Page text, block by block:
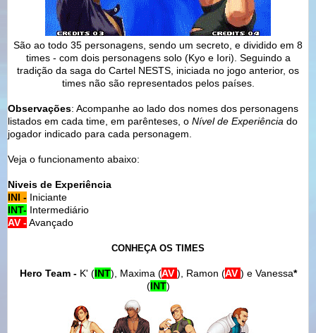
São ao todo 35 personagens, sendo um secreto, e dividido em 8
times - com dois personagens solo (Kyo e Iori). Seguindo a
tradição da saga do Cartel NESTS, iniciada no jogo anterior, os
times não são representados pelos países.
Observações: Acompanhe ao lado dos nomes dos personagens
listados em cada time, em parênteses, o Nível de Experiência do
jogador indicado para cada personagem.
Veja o funcionamento abaixo:
Niveis de Experiência
INI - Iniciante
INT- Intermediário
AV -Avançado
CONHEÇA OS TIMES
Hero Team -K' (INT), Maxima (AV ), Ramon (AV ) e Vanessa*
(INT)